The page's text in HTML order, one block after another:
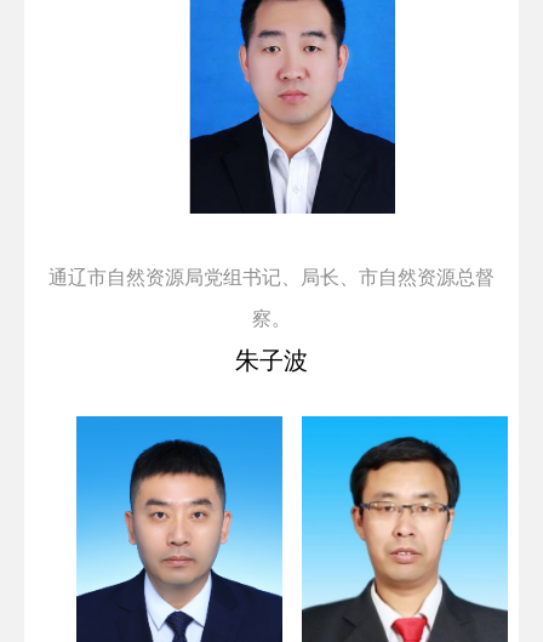
通辽市自然资源局党组书记、局长、市自然资源总督
察。
朱子波